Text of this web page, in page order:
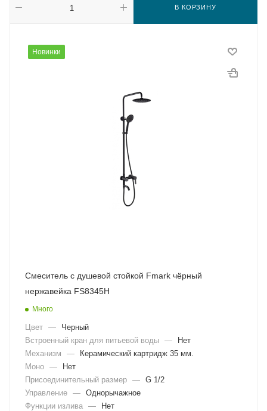
В КОРЗИНУ
Новинки
Смеситель с душевой стойкой Fmark чёрный
нержавейка FS8345H
Много
Цвет —
Черный
Встроенный кран для питьевой воды —
Нет
Механизм
—
Керамический картридж 35 мм.
Моно —
Нет
Присоединительный размер — G 1/2
Управление — Однорычажное
Функции излива —
Нет